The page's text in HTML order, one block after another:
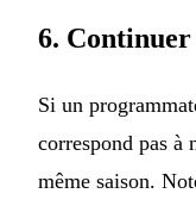
6.
Si un
correspond pas à
même saison.